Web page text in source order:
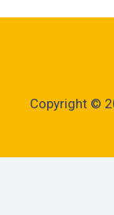
Copyright ©